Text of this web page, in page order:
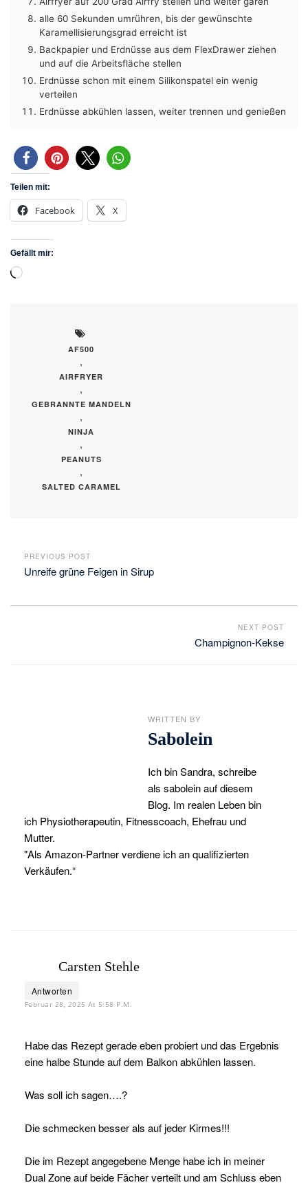
alle 60 Sekunden umrühren, bis der gewünschte
Karamellisierungsgrad erreicht ist
Backpapier und Erdnüsse aus dem FlexDrawer ziehen
und auf die Arbeitsfläche stellen
Erdnüsse schon mit einem Silikonspatel ein wenig
verteilen
Erdnüsse abkühlen lassen, weiter trennen und genießen
Teilen mit:
Facebook X
Gefällt mir:
Wird
AF500
,
AIRFRYER
,
GEBRANNTE MANDELN
,
NINJA
,
PEANUTS
,
SALTED CARAMEL
PREVIOUS POST
Unreife grüne Feigen in Sirup
NEXT POST
Champignon-Kekse
WRITTEN BY
Sabolein
Ich bin Sandra, schreibe
als sabolein auf diesem
Blog. Im realen Leben bin
ich Physiotherapeutin, Fitnesscoach, Ehefrau und
Mutter.
"Als Amazon-Partner verdiene ich an qualifizierten
Verkäufen.“
Carsten Stehle
Antworten
Februar 28, 2025 At 5:58 P.m.
Habe das Rezept gerade eben probiert und das Ergebnis
eine halbe Stunde auf dem Balkon abkühlen lassen.
Was soll ich sagen….?
Die schmecken besser als auf jeder Kirmes!!!
Die im Rezept angegebene Menge habe ich in meiner
Dual Zone auf beide Fächer verteilt und am Schluss eben